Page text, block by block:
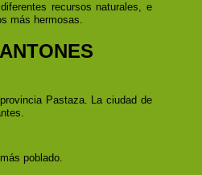
recursos naturales, e
más hermosas.
Pastaza. La ciudad de
poblado.